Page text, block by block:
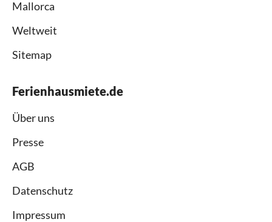
Mallorca
Weltweit
Sitemap
Ferienhausmiete.de
Über uns
Presse
AGB
Datenschutz
Impressum